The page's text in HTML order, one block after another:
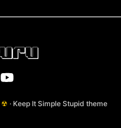
☢ · Keep It Simple Stupid theme